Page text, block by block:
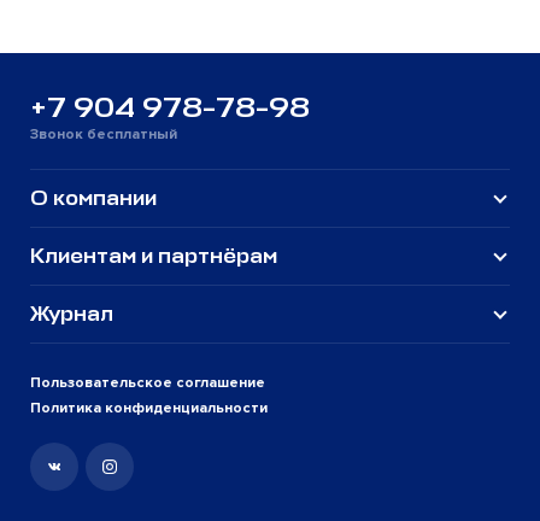
+7 904 978-78-98
Звонок бесплатный
Пользовательское соглашение
Политика конфиденциальности
О компании
Клиентам и партнёрам
Журнал